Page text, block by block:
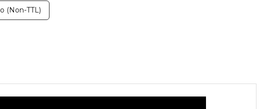
(Non-TTL)